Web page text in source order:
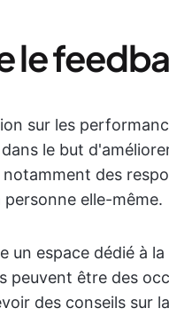
le
sur les
le but
des
elle-même.
un espace dédié à
peuvent être des
des conseils sur